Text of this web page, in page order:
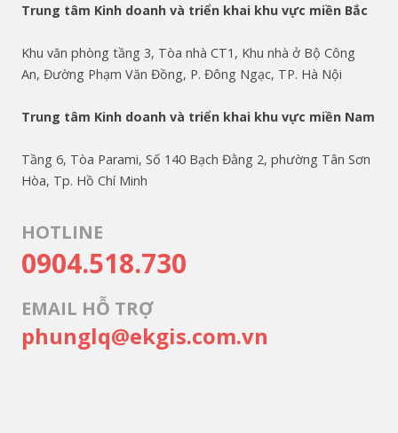
Trung tâm Kinh doanh và triển khai khu vực miền Bắc
Khu văn phòng tầng 3, Tòa nhà CT1, Khu nhà ở Bộ Công
An, Đường Phạm Văn Đồng, P. Đông Ngạc, TP. Hà Nội
Trung tâm Kinh doanh và triển khai khu vực miền Nam
Tầng 6, Tòa Parami, Số 140 Bạch Đằng 2, phường Tân Sơn
Hòa, Tp. Hồ Chí Minh
HOTLINE
0904.518.730
EMAIL HỖ TRỢ
phunglq@ekgis.com.vn